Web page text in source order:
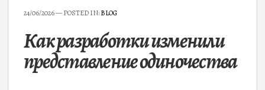
24/06/2026— POSTED IN:BLOG
Как разработки изменили
представление одиночества